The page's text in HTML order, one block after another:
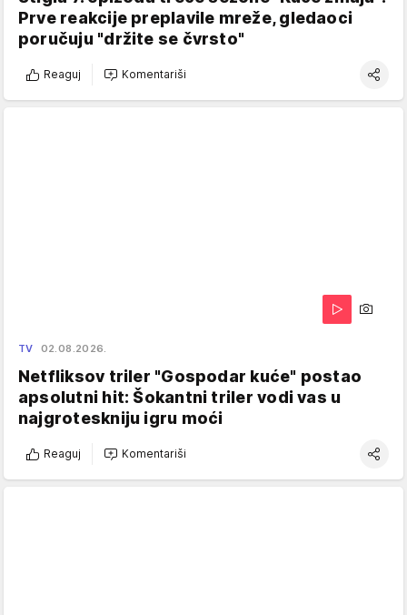
Prve reakcije preplavile mreže, gledaoci
poručuju "držite se čvrsto"
Reaguj Komentariši
TV 02.08.2026.
Netfliksov triler "Gospodar kuće" postao
apsolutni hit: Šokantni triler vodi vas u
najgroteskniju igru moći
Reaguj Komentariši